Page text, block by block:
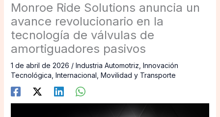
Monroe Ride Solutions anuncia un
avance revolucionario en la
tecnología de válvulas de
amortiguadores pasivos
1 de abril de 2026 / Industria Automotriz Innovación
Tecnológica Internacional Movilidad y Transporte